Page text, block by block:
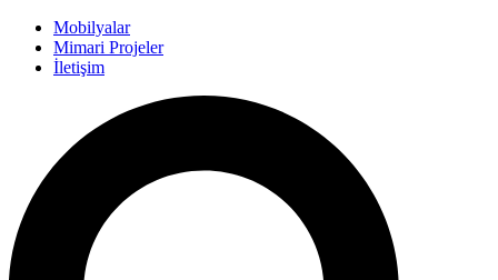
Mobilyalar
Mimari Projeler
İletişim